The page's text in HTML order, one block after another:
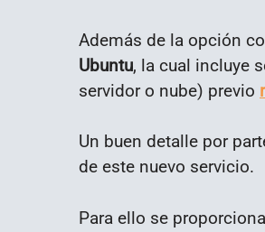
Además de la opción
Ubuntu, la cual incluye
servidor o nube) previo
Un buen detalle por
de este nuevo servicio.
Para ello se